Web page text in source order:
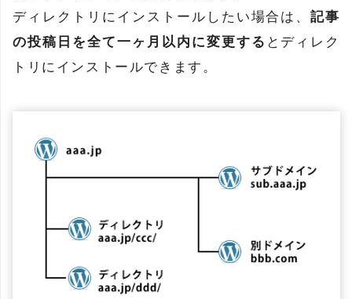
ディレクトリにインストールしたい場合は、記事
の投稿日を全て一ヶ月以内に変更する とディレク
トリにインストールできます。